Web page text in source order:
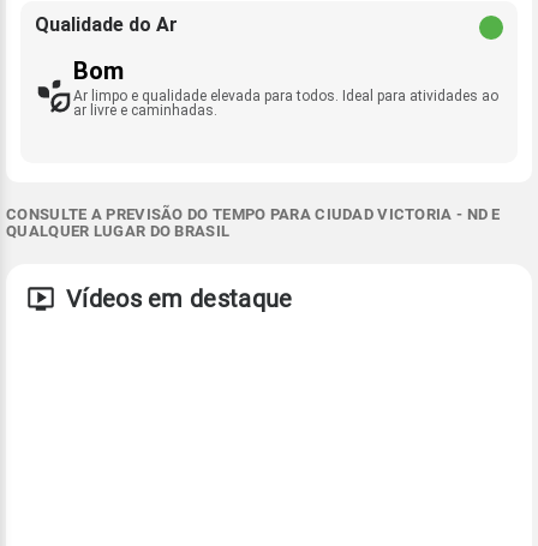
Qualidade do Ar
Bom
Ar limpo e qualidade elevada para todos. Ideal para atividades ao
ar livre e caminhadas.
CONSULTE A PREVISÃO DO TEMPO PARA CIUDAD VICTORIA - ND E
QUALQUER LUGAR DO BRASIL
Vídeos em destaque